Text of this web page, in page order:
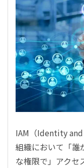
IAM（Identity and
組織において「誰
な権限で」アクセ